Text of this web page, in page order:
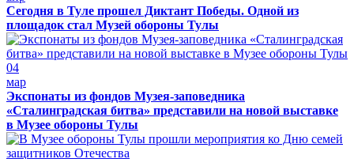
Сегодня в Туле прошел Диктант Победы. Одной из
площадок стал Музей обороны Тулы
04
мар
Экспонаты из фондов Музея-заповедника
«Сталинградская битва» представили на новой выставке
в Музее обороны Тулы